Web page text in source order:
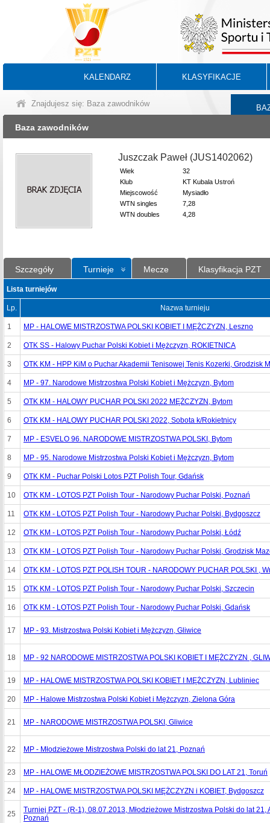
KALENDARZ KLASYFIKACJE
Znajdujesz się: Baza zawodników
Baza zawodników
Juszczak Paweł (JUS1402062)
Wiek
32
Klub
KT Kubala Ustroń
Miejscowość
Mysiadło
WTN singles
7,28
WTN doubles
4,28
Szczegóły Turnieje Mecze Klasyfikacja PZT
Lista turniejów
Lp. Nazwa turnieju
1 MP - HALOWE MISTRZOSTWA POLSKI KOBIET I MĘŻCZYZN, Leszno
2 OTK SS - Halowy Puchar Polski Kobiet i Mężczyzn, ROKIETNICA
3 OTK KM - HPP KiM o Puchar Akademii Tenisowej Tenis Kozerki, Grodzisk
4 MP - 97. Narodowe Mistrzostwa Polski Kobiet i Mężczyzn, Bytom
5 OTK KM - HALOWY PUCHAR POLSKI 2022 MĘŻCZYZN, Bytom
6 OTK KM - HALOWY PUCHAR POLSKI 2022, Sobota k/Rokietnicy
7 MP - ESVELO 96. NARODOWE MISTRZOSTWA POLSKI, Bytom
8 MP - 95. Narodowe Mistrzostwa Polski Kobiet i Mężczyzn, Bytom
9 OTK KM - Puchar Polski Lotos PZT Polish Tour, Gdańsk
10 OTK KM - LOTOS PZT Polish Tour - Narodowy Puchar Polski, Poznań
11 OTK KM - LOTOS PZT Polish Tour - Narodowy Puchar Polski, Bydgoszcz
12 OTK KM - LOTOS PZT Polish Tour - Narodowy Puchar Polski, Łódź
13 OTK KM - LOTOS PZT Polish Tour - Narodowy Puchar Polski, Grodzisk
14 OTK KM - LOTOS PZT POLISH TOUR - NARODOWY PUCHAR POLSKI ,
15 OTK KM - LOTOS PZT Polish Tour - Narodowy Puchar Polski, Szczecin
16 OTK KM - LOTOS PZT Polish Tour - Narodowy Puchar Polski, Gdańsk
17 MP - 93. Mistrzostwa Polski Kobiet i Mężczyzn, Gliwice
18 MP - 92 NARODOWE MISTRZOSTWA POLSKI KOBIET I MĘŻCZYZN ,
19 MP - HALOWE MISTRZOSTWA POLSKI KOBIET I MĘŻCZYZN, Lubliniec
20 MP - Halowe Mistrzostwa Polski Kobiet i Mężczyzn, Zielona Góra
21 MP - NARODOWE MISTRZOSTWA POLSKI, Gliwice
22 MP - Młodzieżowe Mistrzostwa Polski do lat 21, Poznań
23 MP - HALOWE MŁODZIEŻOWE MISTRZOSTWA POLSKI DO LAT 21, Toruń
24 MP - HALOWE MISTRZOSTWA POLSKI MĘŻCZYZN i KOBIET, Bydgoszcz
25
Turniej PZT - (R-1), 08.07.2013, Młodzieżowe Mistrzostwa Polski do lat 21,
Poznań